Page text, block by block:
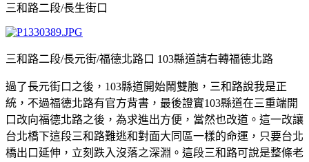
三和路二段/長生街口
三和路二段/長元街/福德北路口 103縣道請右轉福德北路
過了長元街口之後，103縣道開始鬧雙胞，三和路說我是正
統，不過福德北路有官方背書，最後證實103縣道在三重端開
口改向福德北路之後，為求進出方便，當然也改道。這一改讓
台北橋下這段三和路難逃和對面大同區一樣的命運，只要台北
橋出口延伸，立刻跌入沒落之深淵。這段三和路可說是整條老